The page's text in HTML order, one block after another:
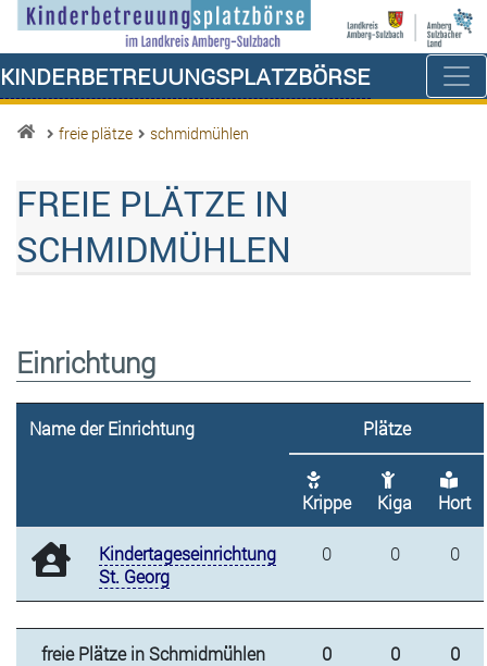
Kinderbetreuungsplatzbörse
freie plätze schmidmühlen
FREIE PLÄTZE IN
SCHMIDMÜHLEN
Einrichtung
Name der Einrichtung Plätze
Krippe Kiga Hort
Kindertageseinrichtung
St. Georg
0 0 0
freie Plätze in Schmidmühlen 0 0 0